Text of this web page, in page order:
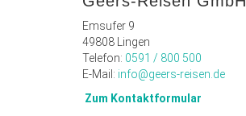
Emsufer 9
49808 Lingen
Telefon: 0591 / 800 500
E-Mail: info@geers-reisen.de
Zum Kontaktformular